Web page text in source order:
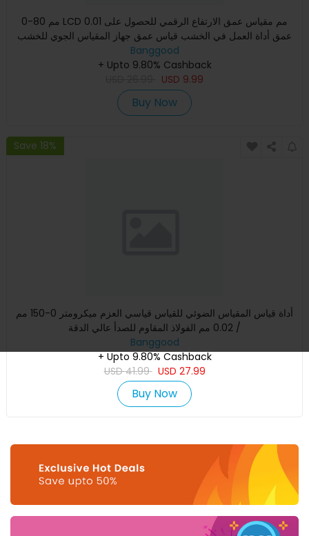
0-80 مم LCD 0.01 مم مقياس عمق الارتفاع الرقمي للحصول على
عمق أداة العمل في الخشب قياس عمق جهاز المقياس الجوي للخشب
المسط
Banggood
+ Upto 9.80% Cashback
USD 9.99
Buy Now
Save 18%
أداة قياس المقياس الضوئي للقياس قياسي العزم ميكرومتر 0-150 مم
/ 0.02 مم الفولاذ المقاوم للصدأ عالي الدقة
Banggood
+ Upto 9.80% Cashback
USD41.99 USD 27.99
Buy Now